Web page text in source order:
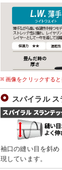
画像をクリックすると
スパイラル ス
袖口の縫い目を斜
現しています。